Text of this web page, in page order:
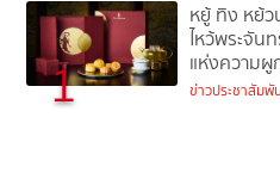
1
หยู้ ทิง หย้
ไหว้พระจัน
แห่งความผู
ข่าวประชาสัมพั